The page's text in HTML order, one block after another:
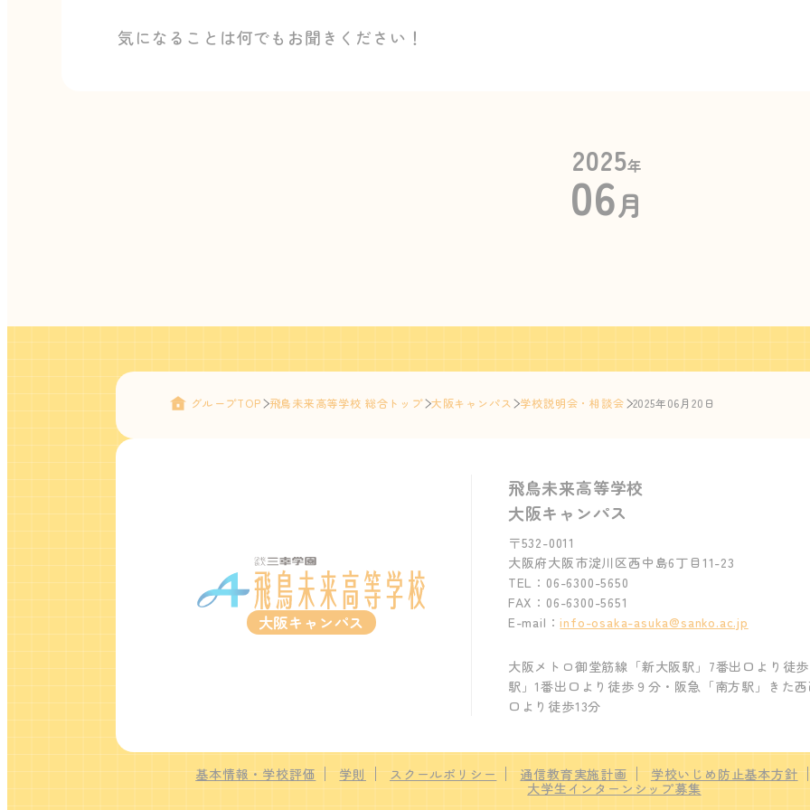
気になることは何でもお聞きください！
2025年
06月
グループTOP 飛鳥未来高等学校 総合トップ 大阪キャンパス 学校説明会・相談会 2025年06月20日
大阪キャンパス
飛鳥未来高等学校
大阪キャンパス
〒532-0011
大阪府大阪市淀川区西中島6丁目11-23
TEL：06-6300-5650
FAX：06-6300-5651
E-mail：info-osaka-asuka@sanko.ac.jp
大阪メトロ御堂筋線「新大阪駅」7番出口より徒
駅」1番出口より徒歩９分・阪急「南方駅」きた
口より徒歩13分
基本情報・学校評価 学則 スクールポリシー 通信教育実施計画
学校いじめ防止基本方針
大学生インターンシップ募集